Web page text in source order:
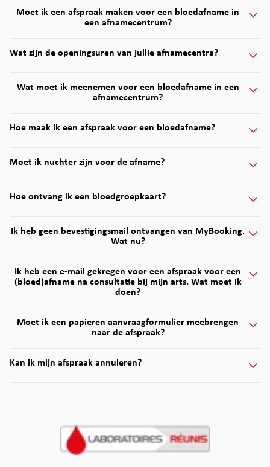
Moet ik een afspraak maken voor een bloedafname in
een afnamecentrum?
Wat zijn de openingsuren van jullie afnamecentra?
Wat moet ik meenemen voor een bloedafname in een
afnamecentrum?
Hoe maak ik een afspraak voor een bloedafname?
Moet ik nuchter zijn voor de afname?
Hoe ontvang ik een bloedgroepkaart?
Ik heb geen bevestigingsmail ontvangen van MyBooking.
Wat nu?
Ik heb een e-mail gekregen voor een afspraak voor een
(bloed)afname na consultatie bij mijn arts. Wat moet ik
doen?
Moet ik een papieren aanvraagformulier meebrengen
naar de afspraak?
Kan ik mijn afspraak annuleren?